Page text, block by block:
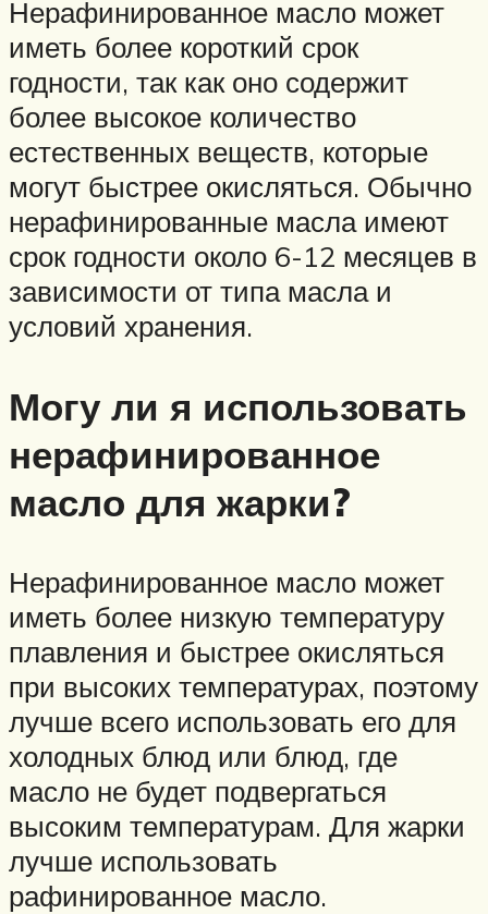
Нерафинированное масло может
иметь более короткий срок
годности, так как оно содержит
более высокое количество
естественных веществ, которые
могут быстрее окисляться. Обычно
нерафинированные масла имеют
срок годности около 6-12 месяцев в
зависимости от типа масла и
условий хранения.
Могу ли я использовать
нерафинированное
масло для жарки?
Нерафинированное масло может
иметь более низкую температуру
плавления и быстрее окисляться
при высоких температурах, поэтому
лучше всего использовать его для
холодных блюд или блюд, где
масло не будет подвергаться
высоким температурам. Для жарки
лучше использовать
рафинированное масло.